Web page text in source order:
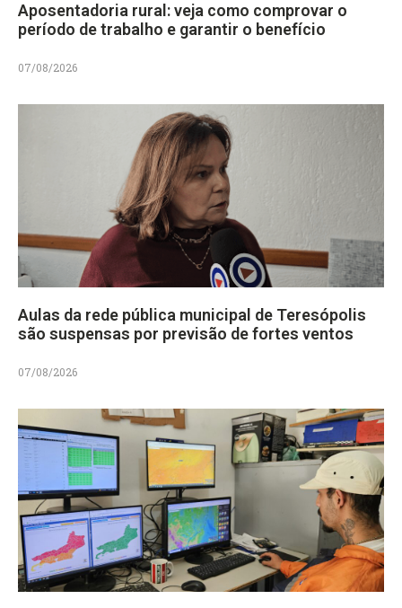
Aposentadoria rural: veja como comprovar o
período de trabalho e garantir o benefício
07/08/2026
Aulas da rede pública municipal de Teresópolis
são suspensas por previsão de fortes ventos
07/08/2026